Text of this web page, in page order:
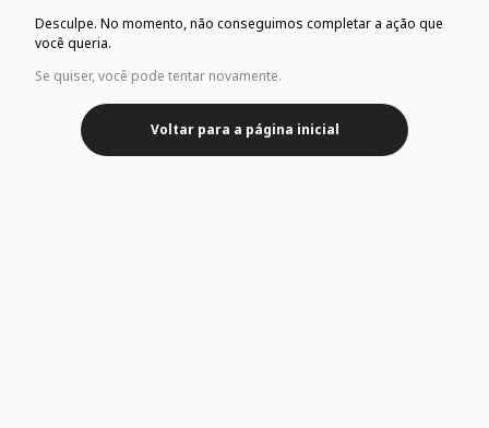
Desculpe. No momento, não conseguimos completar a ação que
você queria.
Se quiser, você pode tentar novamente.
Voltar para a página inicial